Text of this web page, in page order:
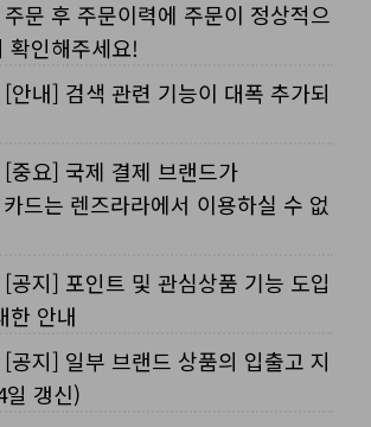
주문 후 주문이력에 주문이 정상적으
확인해주세요!
[안내] 검색 관련 기능이 대폭 추가되
[중요] 국제 결제 브랜드가
카드는 렌즈라라에서 이용하실 수 없
[공지] 포인트 및 관심상품 기능 도입
한 안내
[공지] 일부 브랜드 상품의 입출고 지
갱신)